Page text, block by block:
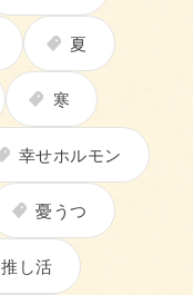
夏
寒
幸せホルモン
憂うつ
推し活